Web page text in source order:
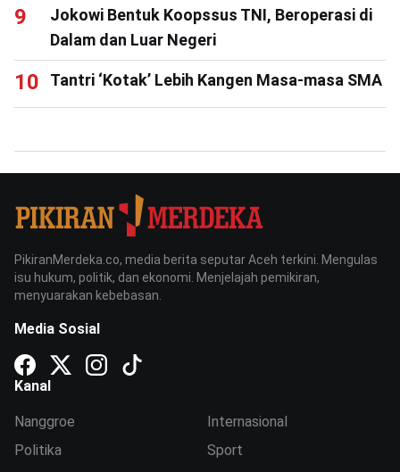
Jokowi Bentuk Koopssus TNI, Beroperasi di
Dalam dan Luar Negeri
Tantri ‘Kotak’ Lebih Kangen Masa-masa SMA
PikiranMerdeka.co, media berita seputar Aceh terkini. Mengulas
isu hukum, politik, dan ekonomi. Menjelajah pemikiran,
menyuarakan kebebasan.
Media Sosial
Kanal
Nanggroe
Politika
Internasional
Sport